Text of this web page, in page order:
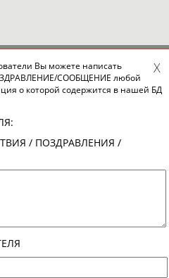
деятельности
Вы можете написать
СООБЩЕНИЕ любой
о которой содержится в нашей БД
/ ПОЗДРАВЛЕНИЯ /